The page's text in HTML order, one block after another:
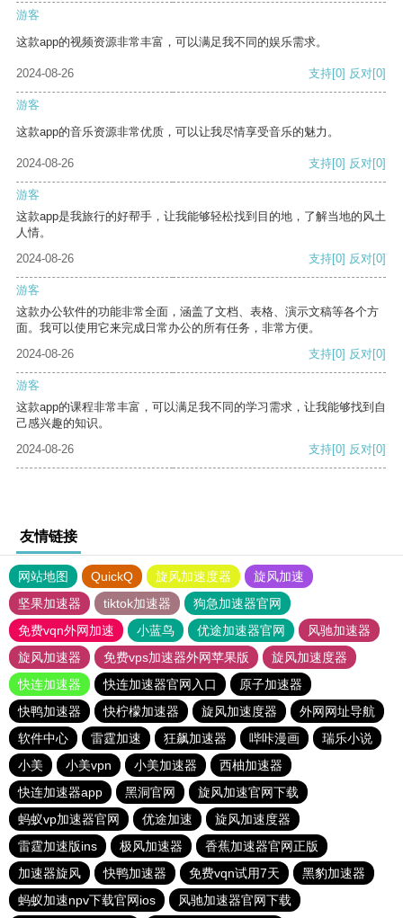
游客
这款app的视频资源非常丰富，可以满足我不同的娱乐需求。
2024-08-26 支持[0] 反对[0]
游客
这款app的音乐资源非常优质，可以让我尽情享受音乐的魅力。
2024-08-26 支持[0] 反对[0]
游客
这款app是我旅行的好帮手，让我能够轻松找到目的地，了解当地的风土
人情。
2024-08-26
支持[0] 反对[0]
游客
这款办公软件的功能非常全面，涵盖了文档、表格、演示文稿等各个方
面。我可以使用它来完成日常办公的所有任务，非常方便。
2024-08-26
支持[0] 反对[0]
游客
这款app的课程非常丰富，可以满足我不同的学习需求，让我能够找到自
己感兴趣的知识。
2024-08-26
支持[0] 反对[0]
友情链接
网站地图 QuickQ 旋风加速度器
旋风加速
坚果加速器
tiktok加速器
狗急加速器官网
免费vqn外网加速
小蓝鸟 优途加速器官网
风驰加速器
旋风加速器
免费vps加速器外网苹果版
旋风加速度器
快连加速器
快连加速器官网入口
原子加速器
快鸭加速器
快柠檬加速器 旋风加速度器
外网网址导航
软件中心
雷霆加速 狂飙加速器 哔咔漫画
瑞乐小说
小美
小美vpn 小美加速器
西柚加速器
快连加速器app
黑洞官网
旋风加速官网下载
蚂蚁vp加速器官网
优途加速
旋风加速度器
雷霆加速版ins
极风加速器
香蕉加速器官网正版
加速器旋风
快鸭加速器 免费vqn试用7天
黑豹加速器
蚂蚁加速npv下载官网ios
风驰加速器官网下载